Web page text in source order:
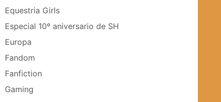
Equestria Girls
Especial 10º aniversario de SH
Europa
Fandom
Fanfiction
Gaming